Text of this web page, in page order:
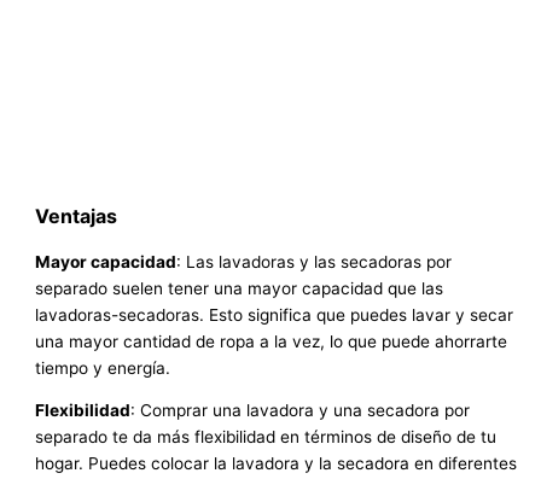
Ventajas
Mayor capacidad: Las lavadoras y las secadoras por
separado suelen tener una mayor capacidad que las
lavadoras-secadoras. Esto significa que puedes lavar y secar
una mayor cantidad de ropa a la vez, lo que puede ahorrarte
tiempo y energía.
Flexibilidad: Comprar una lavadora y una secadora por
separado te da más flexibilidad en términos de diseño de tu
hogar. Puedes colocar la lavadora y la secadora en diferentes